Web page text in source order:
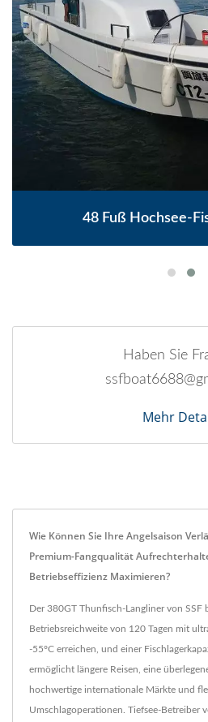
48 Fuß Hochsee-
Haben Sie
Mehr
Wie Können Sie Ihre Angelsaison
Premium-Fangqualität
Betriebseffizienz Maximieren?
Der 380GT Thunfisch-Langliner von SSF
Betriebsreichweite von 120 Tagen mit
-55°C erreichen, und einer
ermöglicht längere Reisen, eine
hochwertige internationale Märkte und
Umschlagoperationen. Tiefsee-Betreiber